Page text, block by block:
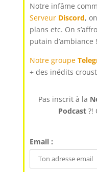
Notre infâme
Serveur Discord,
plans etc. On
putain d’ambiance !
Notre groupe
+ des inédits
Pas inscrit à la
Podcast?!
Email :